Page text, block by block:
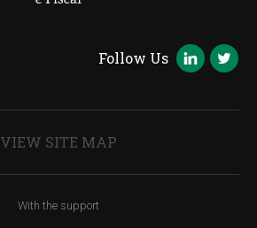
Follow Us
VIEW SITE MAP
With the support